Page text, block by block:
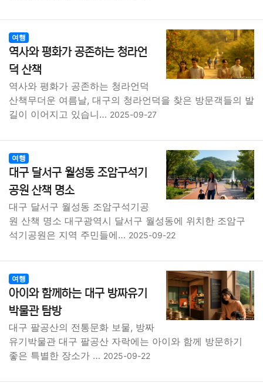
여행
역사와 평화가 공존하는 청라언
덕 산책
역사와 평화가 공존하는 청라언덕
산책무더운 여름날, 대구의 청라언덕을 찾은 방문객들의 발
길이 이어지고 있습니… 2025-09-27
여행
대구 달서구 월성동 조암구석기
공원 산책 명소
대구 달서구 월성동 조암구석기공
원 산책 명소 대구광역시 달서구 월성동에 위치한 조암구
석기공원은 지역 주민들에… 2025-09-22
여행
아이와 함께하는 대구 방짜유기
박물관 탐방
대구 팔공산의 전통문화 보물, 방짜
유기박물관 대구 팔공산 자락에는 아이와 함께 방문하기
좋은 특별한 장소가 … 2025-09-22